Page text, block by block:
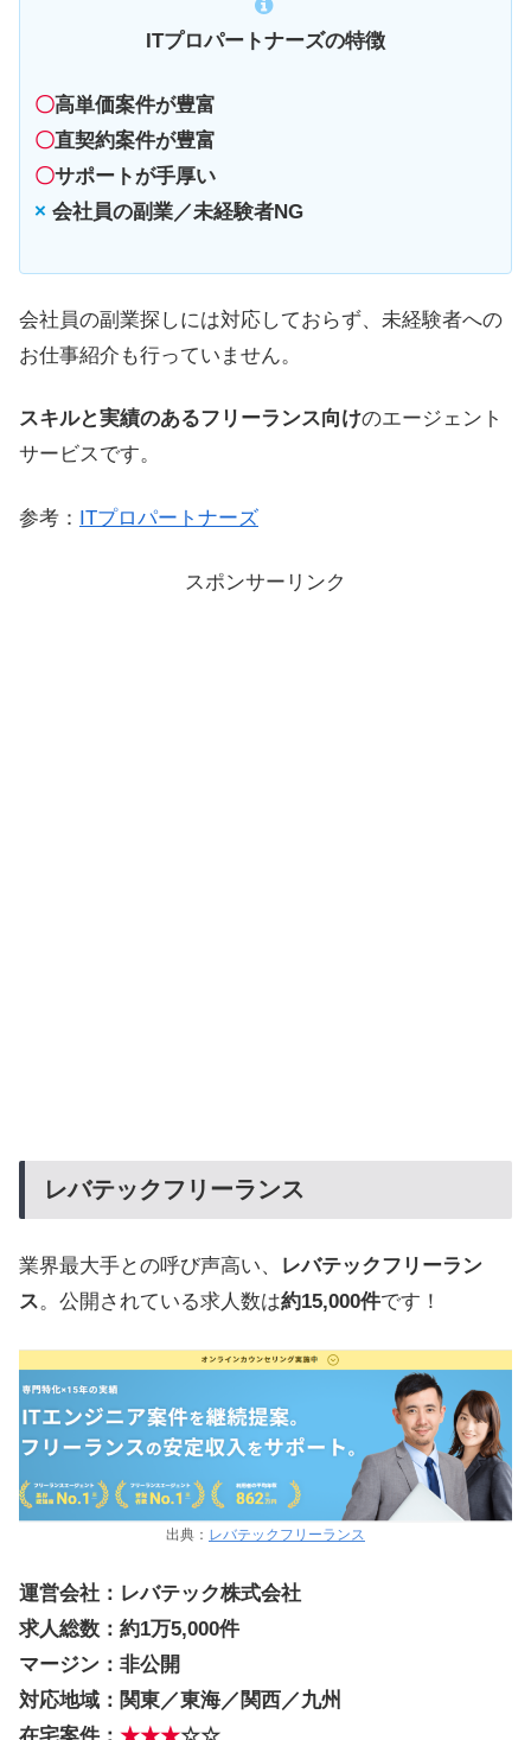
ITプロパートナーズの特徴
〇高単価案件が豊富
〇直契約案件が豊富
〇サポートが手厚い
× 会社員の副業／未経験者NG
会社員の副業探しには対応しておらず、未経験者への
お仕事紹介も行っていません。
スキルと実績のあるフリーランス向けのエージェント
サービスです。
参考： ITプロパートナーズ
スポンサーリンク
レバテックフリーランス
業界最大手との呼び声高い、
レバテックフリーラン
ス。公開されている求人数は約15,000件です！
出典： レバテックフリーランス
運営会社：レバテック株式会社
求人総数：約1万5,000件
マージン：非公開
対応地域：関東／東海／関西／九州
在宅案件： ★★★☆☆